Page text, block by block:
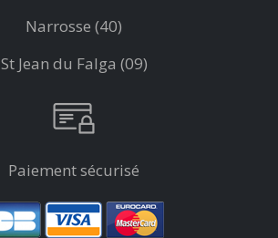
Narrosse (40)
St Jean du Falga (09)
Paiement sécurisé